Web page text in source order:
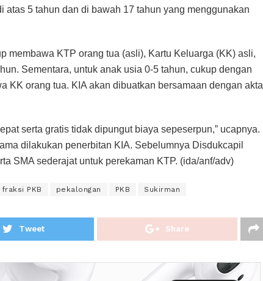
atas 5 tahun dan di bawah 17 tahun yang menggunakan
membawa KTP orang tua (asli), Kartu Keluarga (KK) asli,
Sementara, untuk anak usia 0-5 tahun, cukup dengan
KK orang tua. KIA akan dibuatkan bersamaan dengan akta
serta gratis tidak dipungut biaya sepeserpun,” ucapnya.
dilakukan penerbitan KIA. Sebelumnya Disdukcapil
SMA sederajat untuk perekaman KTP. (ida/anf/adv)
fraksi PKB pekalongan PKB Sukirman
Tweet Share